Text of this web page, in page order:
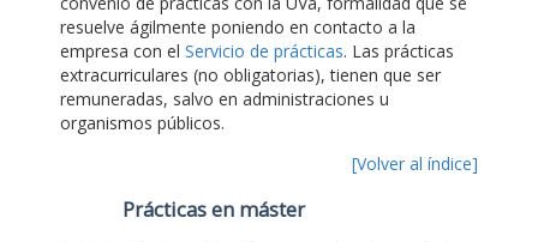
resuelve ágilmente poniendo en contacto a la
empresa con el Servicio de prácticas. Las prácticas
extracurriculares (no obligatorias), tienen que ser
remuneradas, salvo en administraciones u
organismos públicos.
[Volver al índice]
Prácticas en máster